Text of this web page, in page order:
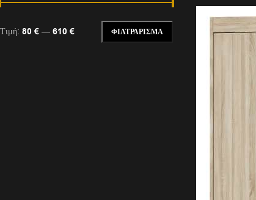
ΦΙΛΤΡΆΡΙΣΜΑ
Τιμή: 80 € — 610 €